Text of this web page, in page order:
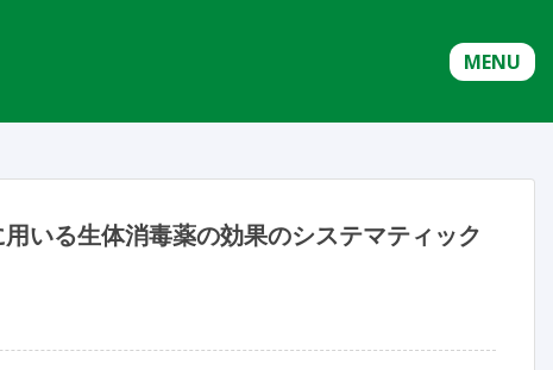
MENU
いる生体消毒薬の効果のシステマティック